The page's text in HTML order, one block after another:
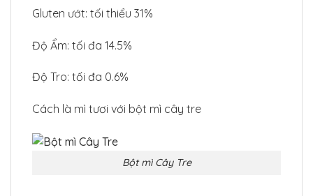
Gluten ướt: tối thiểu 31%
Độ Ẩm: tối đa 14.5%
Độ Tro: tối đa 0.6%
Cách là mì tươi với bột mì cây tre
Bột mì Cây Tre